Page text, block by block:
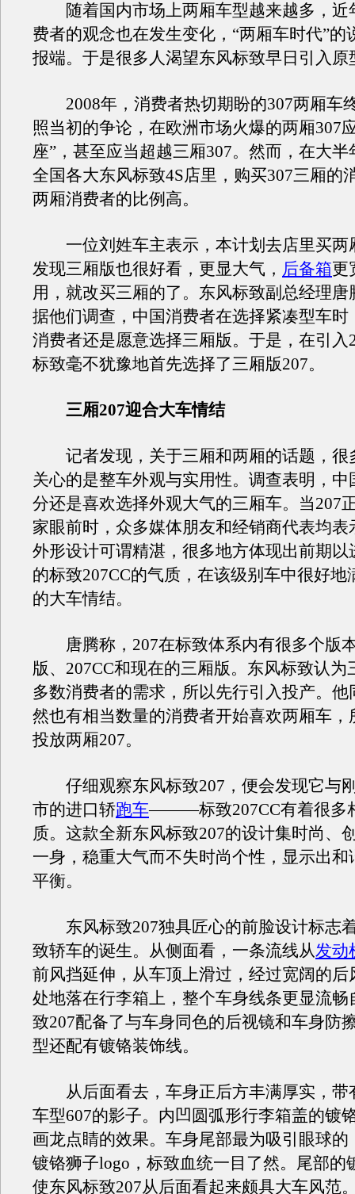
随着国内市场上两厢车型越来越多，近
费者的观念也在发生变化，“两厢车时代”的
报端。于是很多人渴望东风标致早日引入原
2008年，消费者热切期盼的307两厢车
照当初的争论，在欧洲市场火爆的两厢307
座”，甚至应当超越三厢307。然而，在大
全国各大东风标致4S店里，购买307三厢的
两厢消费者的比例高。
一位刘姓车主表示，本计划去店里买两
发现三厢版也很好看，更显大气， 后备箱更
用，就改买三厢的了。东风标致副总经理唐
据他们调查，中国消费者在选择紧凑型车时
消费者还是愿意选择三厢版。于是，在引入
标致毫不犹豫地首先选择了三厢版207。
三厢207迎合大车情结
记者发现，关于三厢和两厢的话题，很
关心的是整车外观与实用性。调查表明，中
分还是喜欢选择外观大气的三厢车。当207
家眼前时，众多媒体朋友和经销商代表均表
外形设计可谓精湛，很多地方体现出前期以
的标致207CC的气质，在该级别车中很好地
的大车情结。
唐腾称，207在标致体系内有很多个版
版、207CC和现在的三厢版。东风标致认为
多数消费者的需求，所以先行引入投产。他
然也有相当数量的消费者开始喜欢两厢车，
投放两厢207。
仔细观察东风标致207，便会发现它与
市的进口轿跑车———标致207CC有着很多
质。这款全新东风标致207的设计集时尚、
一身，稳重大气而不失时尚个性，显示出和
平衡。
东风标致207独具匠心的前脸设计标志
致轿车的诞生。从侧面看，一条流线从发动
前风挡延伸，从车顶上滑过，经过宽阔的后
处地落在行李箱上，整个车身线条更显流畅
致207配备了与车身同色的后视镜和车身防
型还配有镀铬装饰线。
从后面看去，车身正后方丰满厚实，带
车型607的影子。内凹圆弧形行李箱盖的镀
画龙点睛的效果。车身尾部最为吸引眼球的
镀铬狮子logo，标致血统一目了然。尾部的
使东风标致207从后面看起来颇具大车风范